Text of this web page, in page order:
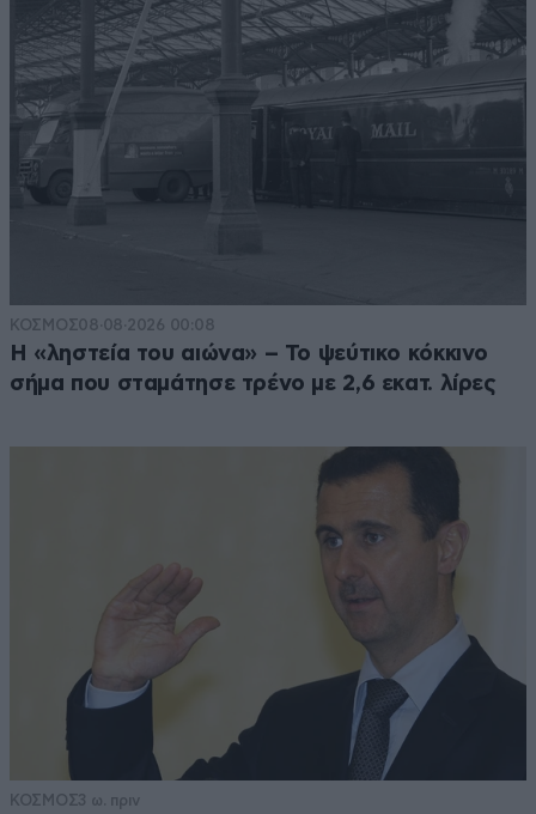
ΚΟΣΜΟΣ08·08·2026 00:08
Η «ληστεία του αιώνα» – Το ψεύτικο κόκκινο
σήμα που σταμάτησε τρένο με 2,6 εκατ. λίρες
ΚΟΣΜΟΣ3 ω. πριν